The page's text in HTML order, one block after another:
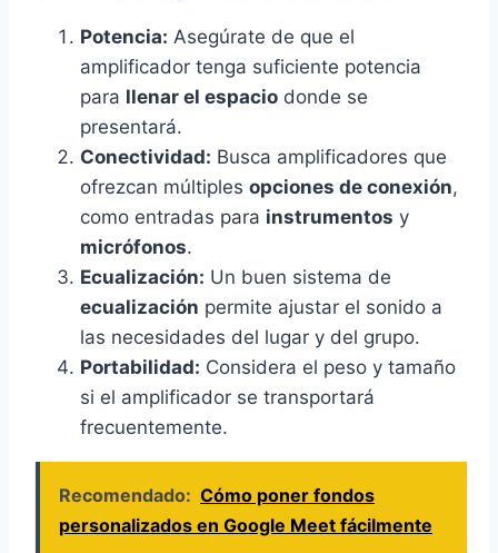
Potencia: Asegúrate de que el
amplificador tenga suficiente potencia
para llenar el espacio donde se
presentará.
Conectividad: Busca amplificadores que
ofrezcan múltiples opciones de conexión,
como entradas para instrumentos y
micrófonos.
Ecualización: Un buen sistema de
ecualización permite ajustar el sonido a
las necesidades del lugar y del grupo.
Portabilidad: Considera el peso y tamaño
si el amplificador se transportará
frecuentemente.
Recomendado: Cómo poner fondos
personalizados en Google Meet fácilmente